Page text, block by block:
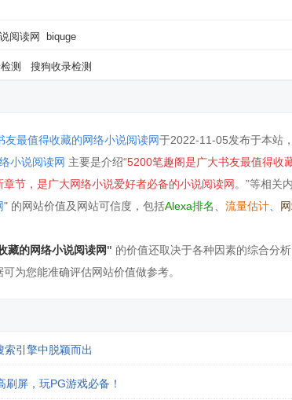
阅读网 biquge
测 搜狗收录检测
最值得收藏的网络小说阅读网于2022-11-05发布于本站
小说阅读网 主要是介绍“5200笔趣阁是广大书友最值得收
节，是广大网络小说爱好者必备的小说阅读网。”等相关
" 的网站价值及网站可信度，包括Alexa排名 流量估计
藏的网络小说阅读网" 的价值还取决于各种因素的综合分
为您能准确评估网站价值做参考。
引擎中脱颖而出
屏，玩PG游戏必备！